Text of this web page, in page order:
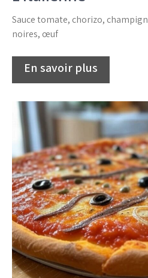
Sauce tomate, chorizo,
noires, œuf